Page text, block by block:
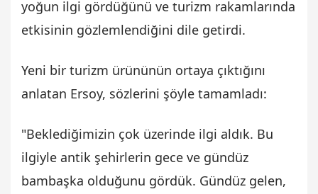
yoğun ilgi gördüğünü ve turizm rakamlarında
etkisinin gözlemlendiğini dile getirdi.
Yeni bir turizm ürününün ortaya çıktığını
anlatan Ersoy, sözlerini şöyle tamamladı:
"Beklediğimizin çok üzerinde ilgi aldık. Bu
ilgiyle antik şehirlerin gece ve gündüz
bambaşka olduğunu gördük. Gündüz gelen,